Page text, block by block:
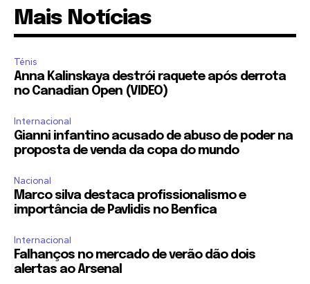
Mais Notícias
Ténis
Anna Kalinskaya destrói raquete após derrota
no Canadian Open (VIDEO)
Internacional
Gianni infantino acusado de abuso de poder na
proposta de venda da copa do mundo
Nacional
Marco silva destaca profissionalismo e
importância de Pavlidis no Benfica
Internacional
Falhanços no mercado de verão dão dois
alertas ao Arsenal